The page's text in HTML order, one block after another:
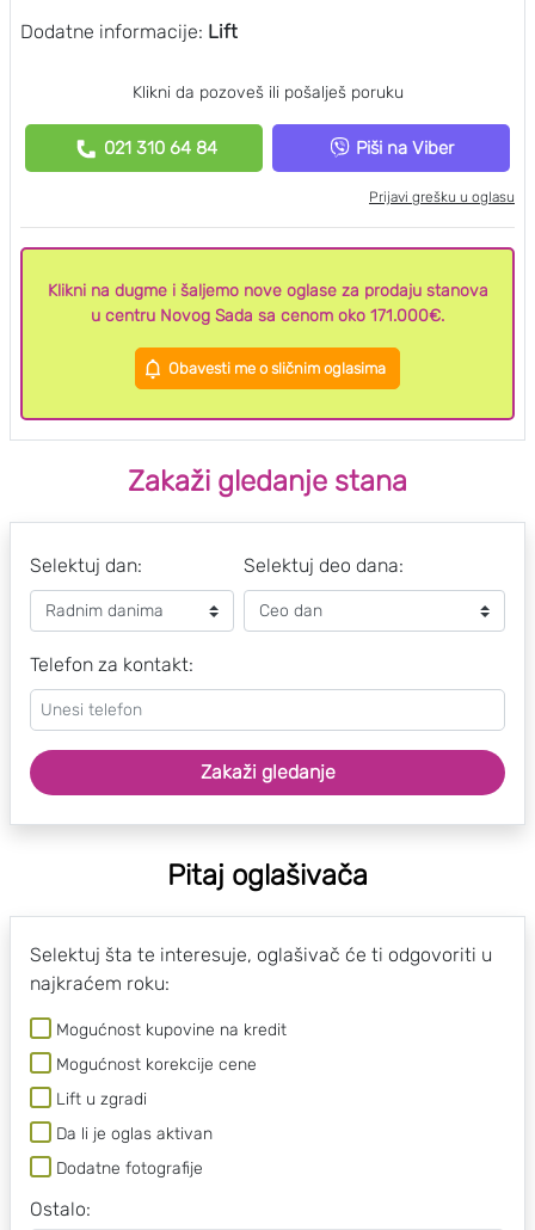
Dodatne informacije: Lift
Klikni da pozoveš ili pošalješ poruku
021 310 64 84 Piši na Viber
Prijavi grešku u oglasu
Klikni na dugme i šaljemo nove oglase za prodaju stanova
u centru Novog Sada sa cenom oko 171.000€.
Obavesti me o sličnim oglasima
Zakaži gledanje stana
Selektuj dan: Selektuj deo dana:
Telefon za kontakt:
Zakaži gledanje
Pitaj oglašivača
Selektuj šta te interesuje, oglašivač će ti odgovoriti u
najkraćem roku:
Mogućnost kupovine na kredit
Mogućnost korekcije cene
Lift u zgradi
Da li je oglas aktivan
Dodatne fotografije
Ostalo: